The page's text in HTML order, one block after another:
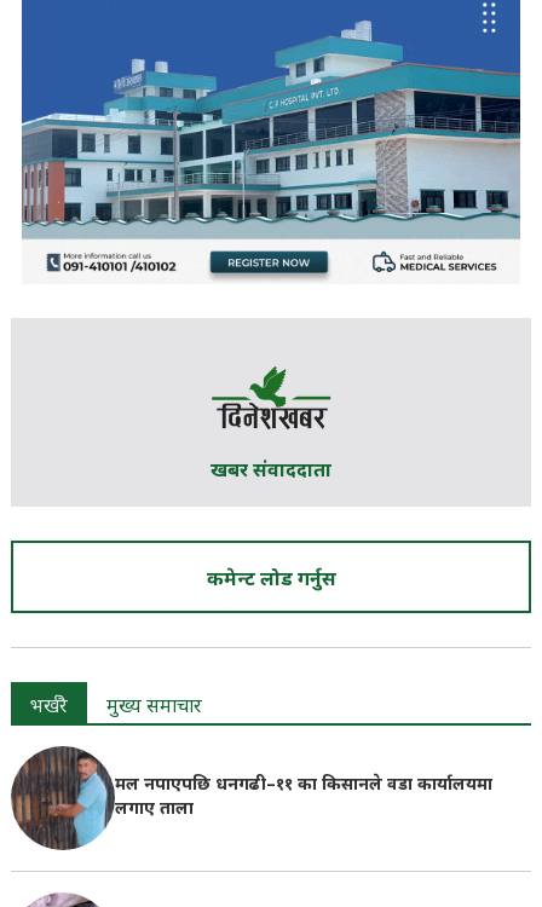
खबर संवाददाता
कमेन्ट लोड गर्नुस
भर्खरै मुख्य समाचार
मल नपाएपछि धनगढी–११ का किसानले वडा कार्यालयमा
लगाए ताला